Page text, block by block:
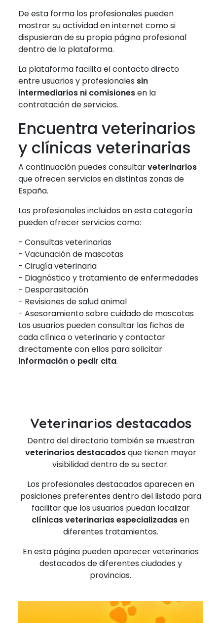
De esta forma los profesionales pueden
mostrar su actividad en internet como si
dispusieran de su propia página profesional
dentro de la plataforma.
La plataforma facilita el contacto directo
entre usuarios y profesionales sin
intermediarios ni comisionesen la
contratación de servicios.
Encuentra veterinarios
y clínicas veterinarias
A continuación puedes consultarveterinarios
que ofrecen servicios en distintas zonas de
España.
Los profesionales incluidos en esta categoría
pueden ofrecer servicios como:
- Consultas veterinarias
- Vacunación de mascotas
- Cirugía veterinaria
- Diagnóstico y tratamiento de enfermedades
- Desparasitación
- Revisiones de salud animal
- Asesoramiento sobre cuidado de mascotas
Los usuarios pueden consultar las fichas de
cada clínica o veterinario y contactar
directamente con ellos para solicitar
información o pedir cita.
Veterinarios destacados
Dentro del directorio también se muestran
veterinarios destacadosque tienen mayor
visibilidad dentro de su sector.
Los profesionales destacados aparecen en
posiciones preferentes dentro del listado para
facilitar que los usuarios puedan localizar
clínicas veterinarias especializadasen
diferentes tratamientos.
En esta página pueden aparecer veterinarios
destacados de diferentes ciudades y
provincias.